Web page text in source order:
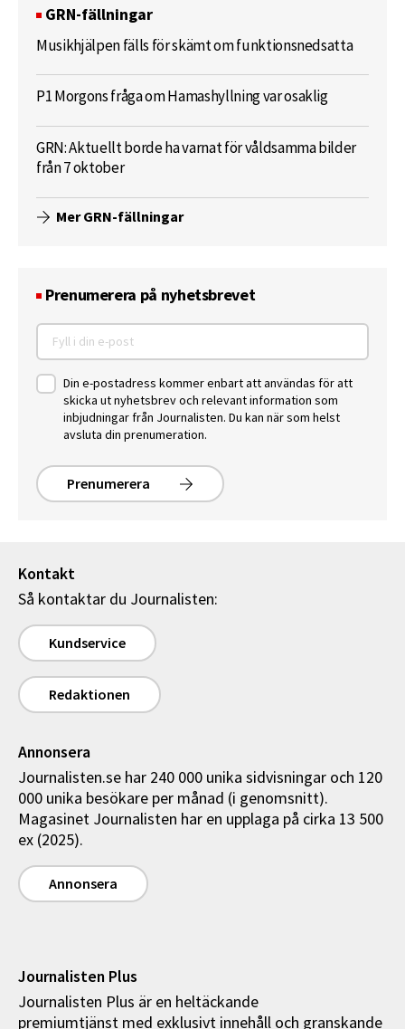
GRN-fällningar
Musikhjälpen fälls för skämt om funktionsnedsatta
P1 Morgons fråga om Hamashyllning var osaklig
GRN: Aktuellt borde ha varnat för våldsamma bilder
från 7 oktober
Mer GRN-fällningar
Prenumerera på nyhetsbrevet
Din e-postadress kommer enbart att användas för att
skicka ut nyhetsbrev och relevant information som
inbjudningar från Journalisten. Du kan när som helst
avsluta din prenumeration.
Prenumerera
Kontakt
Så kontaktar du Journalisten:
Kundservice
Redaktionen
Annonsera
Journalisten.se har 240 000 unika sidvisningar och 120
000 unika besökare per månad (i genomsnitt).
Magasinet Journalisten har en upplaga på cirka 13 500
ex (2025).
Annonsera
Journalisten Plus
Journalisten Plus är en heltäckande
premiumtjänst med exklusivt innehåll och granskande